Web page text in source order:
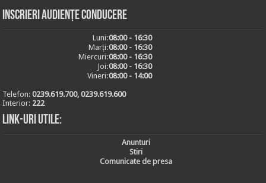
Inscrieri audiențe conducere
Luni:08:00 - 16:30
Marți:08:00 - 16:30
Miercuri:08:00 - 16:30
Joi:08:00 - 16:30
Vineri:08:00 - 14:00
Telefon:0239.619.700, 0239.619.600
Interior: 222
Link-uri utile:
Anunturi
Stiri
Comunicate de presa